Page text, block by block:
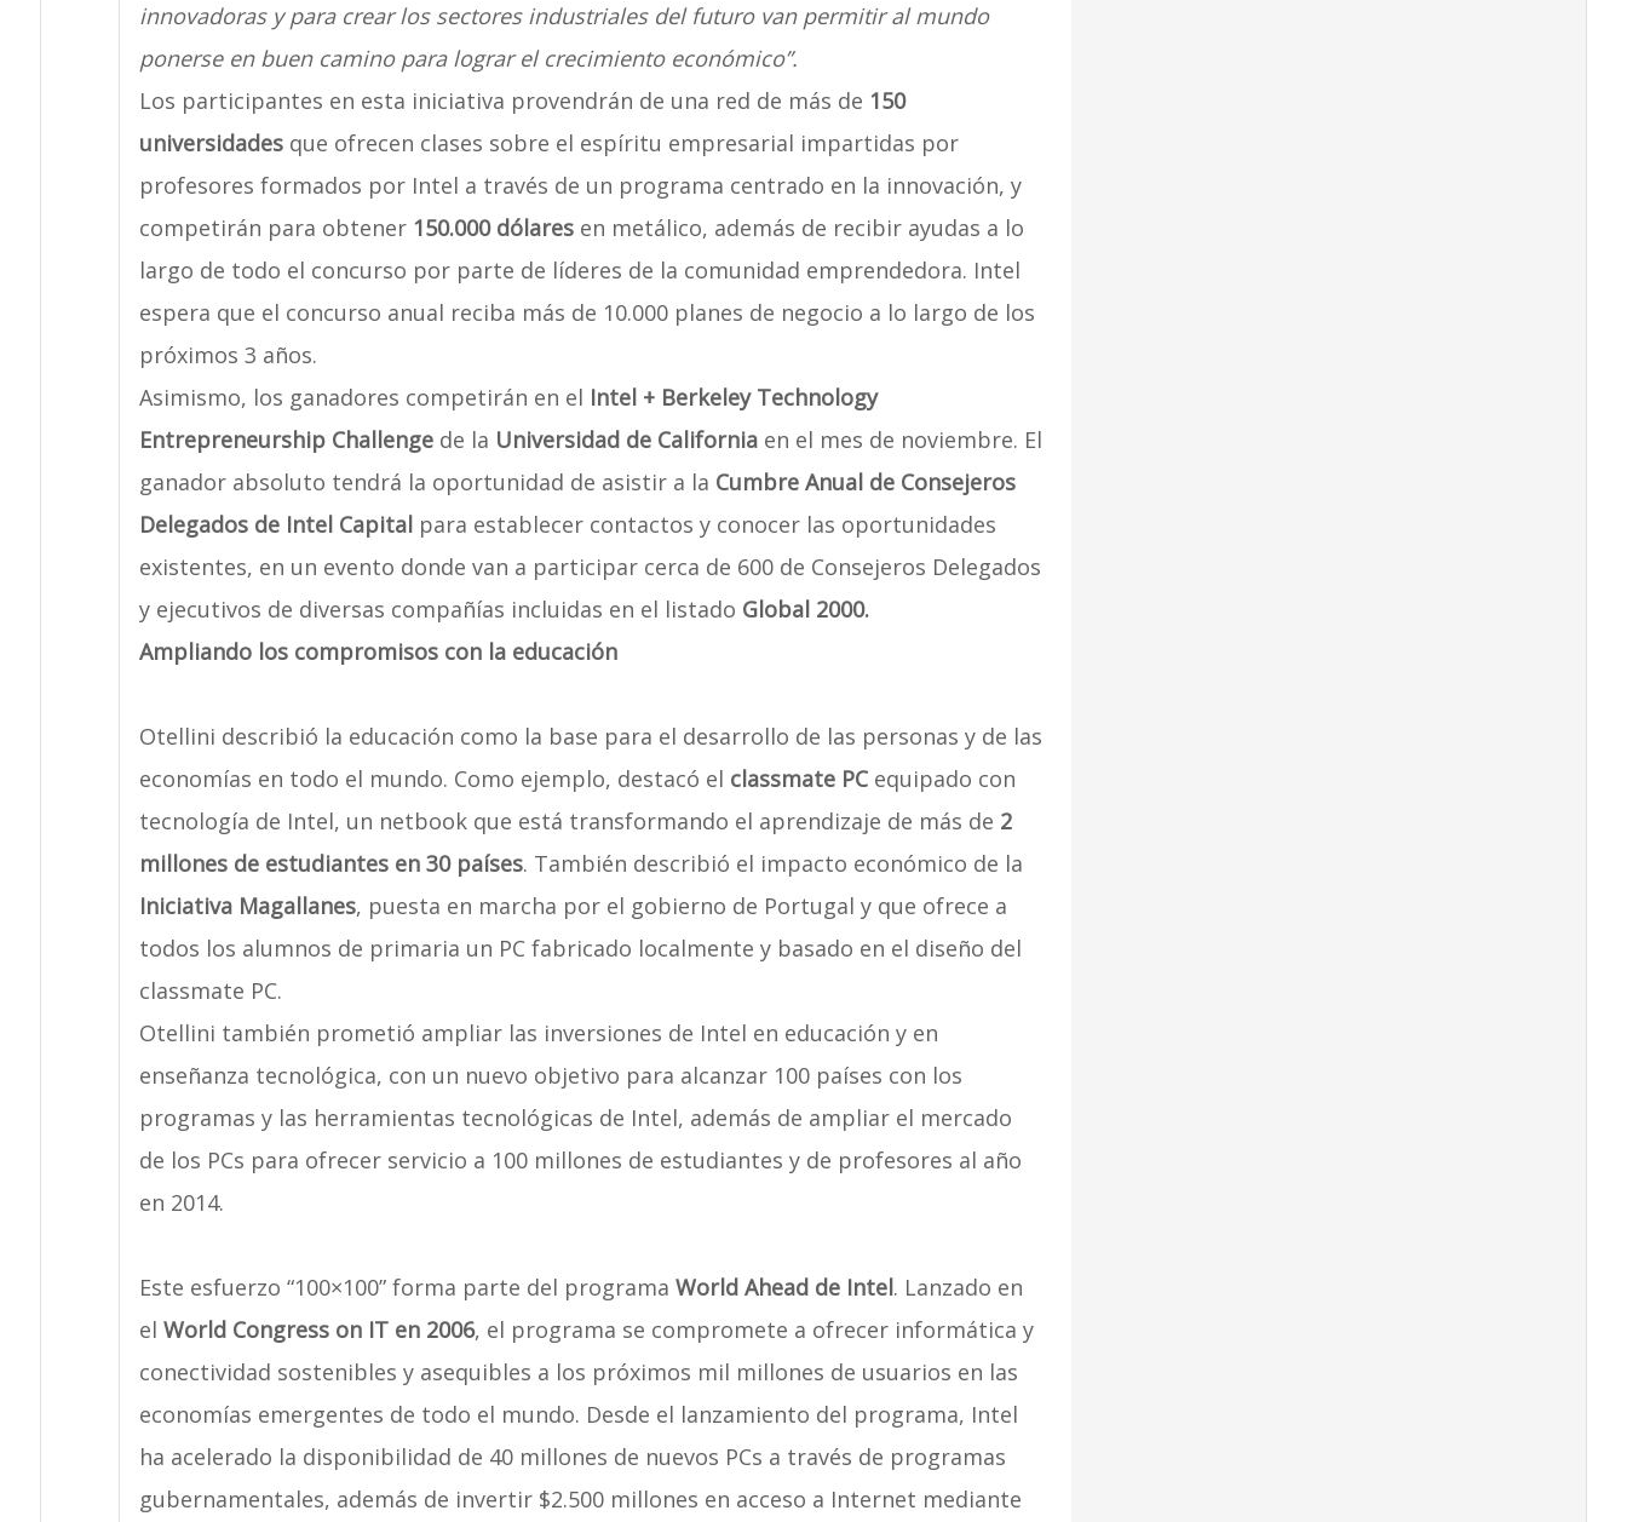
innovadoras y para crear los sectores industriales del futuro van permitir al mundo
ponerse en buen camino para lograr el crecimiento económico”.
Los participantes en esta iniciativa provendrán de una red de más de 150
universidadesque ofrecen clases sobre el espíritu empresarial impartidas por
profesores formados por Intel a través de un programa centrado en la innovación, y
competirán para obtener 150.000 dólaresen metálico, además de recibir ayudas a lo
largo de todo el concurso por parte de líderes de la comunidad emprendedora. Intel
espera que el concurso anual reciba más de 10.000 planes de negocio a lo largo de los
próximos 3 años.
Asimismo, los ganadores competirán en el Intel + Berkeley Technology
Entrepreneurship Challengede la Universidad de Californiaen el mes de noviembre. El
ganador absoluto tendrá la oportunidad de asistir a la Cumbre Anual de Consejeros
Delegados de Intel Capitalpara establecer contactos y conocer las oportunidades
existentes, en un evento donde van a participar cerca de 600 de Consejeros Delegados
y ejecutivos de diversas compañías incluidas en el listado Global 2000.
Ampliando los compromisos con la educación
Otellini describió la educación como la base para el desarrollo de las personas y de las
economías en todo el mundo. Como ejemplo, destacó el classmate PCequipado con
tecnología de Intel, un netbook que está transformando el aprendizaje de más de 2
millones de estudiantes en 30 países. También describió el impacto económico de la
Iniciativa Magallanes, puesta en marcha por el gobierno de Portugal y que ofrece a
todos los alumnos de primaria un PC fabricado localmente y basado en el diseño del
classmate PC.
Otellini también prometió ampliar las inversiones de Intel en educación y en
enseñanza tecnológica, con un nuevo objetivo para alcanzar 100 países con los
programas y las herramientas tecnológicas de Intel, además de ampliar el mercado
de los PCs para ofrecer servicio a 100 millones de estudiantes y de profesores al año
en 2014.
Este esfuerzo “100×100” forma parte del programa World Ahead de Intel. Lanzado en
el World Congress on IT en 2006, el programa se compromete a ofrecer informática y
conectividad sostenibles y asequibles a los próximos mil millones de usuarios en las
economías emergentes de todo el mundo. Desde el lanzamiento del programa, Intel
ha acelerado la disponibilidad de 40 millones de nuevos PCs a través de programas
gubernamentales, además de invertir $2.500 millones en acceso a Internet mediante